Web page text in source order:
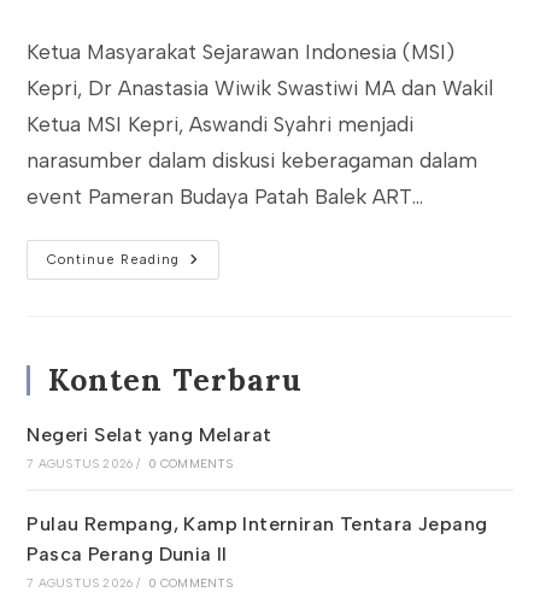
Ketua Masyarakat Sejarawan Indonesia (MSI)
Kepri, Dr Anastasia Wiwik Swastiwi MA dan Wakil
Ketua MSI Kepri, Aswandi Syahri menjadi
narasumber dalam diskusi keberagaman dalam
event Pameran Budaya Patah Balek ART…
Continue Reading
Ketua
MSI
Agama
Di
Konten Terbaru
Negeri Selat yang Melarat
7 AGUSTUS 2026 / 0 COMMENTS
Pulau Rempang, Kamp Interniran Tentara Jepang
Pasca Perang Dunia II
7 AGUSTUS 2026 / 0 COMMENTS